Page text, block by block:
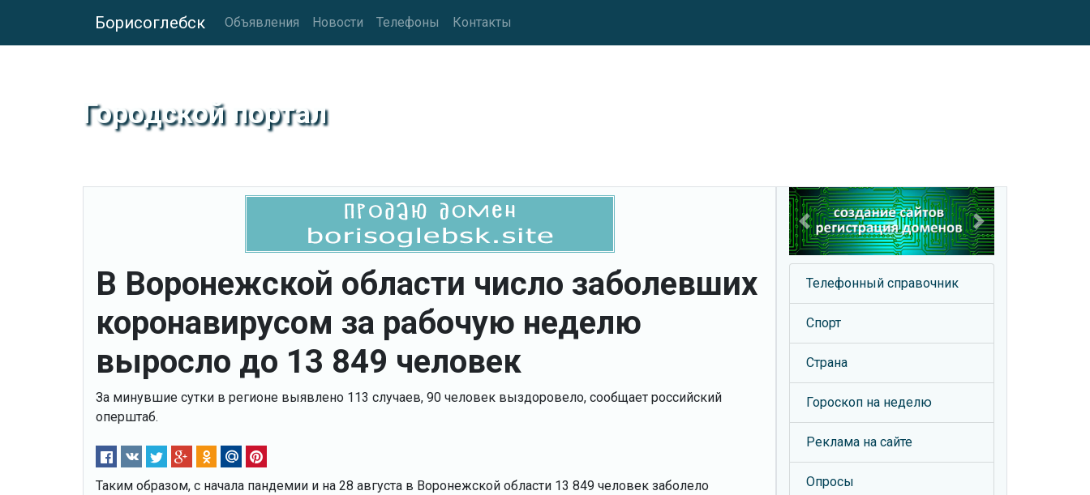
Борисоглебск Объявления Новости Телефоны Контакты
Городской портал
В Воронежской области число заболевших
коронавирусом за рабочую неделю
выросло до 13 849 человек
За минувшие сутки в регионе выявлено 113 случаев, 90 человек выздоровело, сообщает российский
оперштаб.
Таким образом, с начала пандемии и на 28 августа в Воронежской области 13 849 человек заболело
Previous Next
Телефонный справочник
Спорт
Страна
Гороскоп на неделю
Реклама на сайте
Опросы